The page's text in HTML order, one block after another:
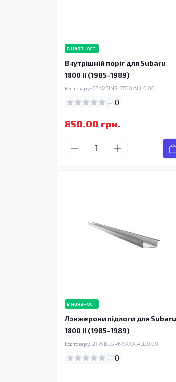
в наявності
Внутрішній поріг для Subaru
1800 II (1985–1989)
Код товару: 03.WBINSL1700.ALL.0.00
0
850.00 грн.
в наявності
Лонжерони підлоги для Subaru
1800 II (1985–1989)
Код товару: 21.WBLGRNXXXX.ALL.0.00
0